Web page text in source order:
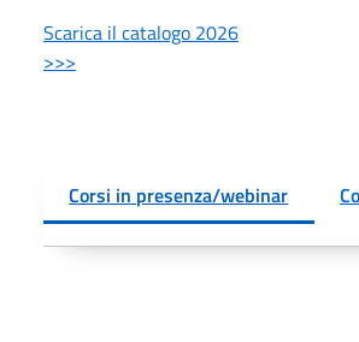
Scarica il catalogo 2026
>>>
Corsi in presenza/webinar